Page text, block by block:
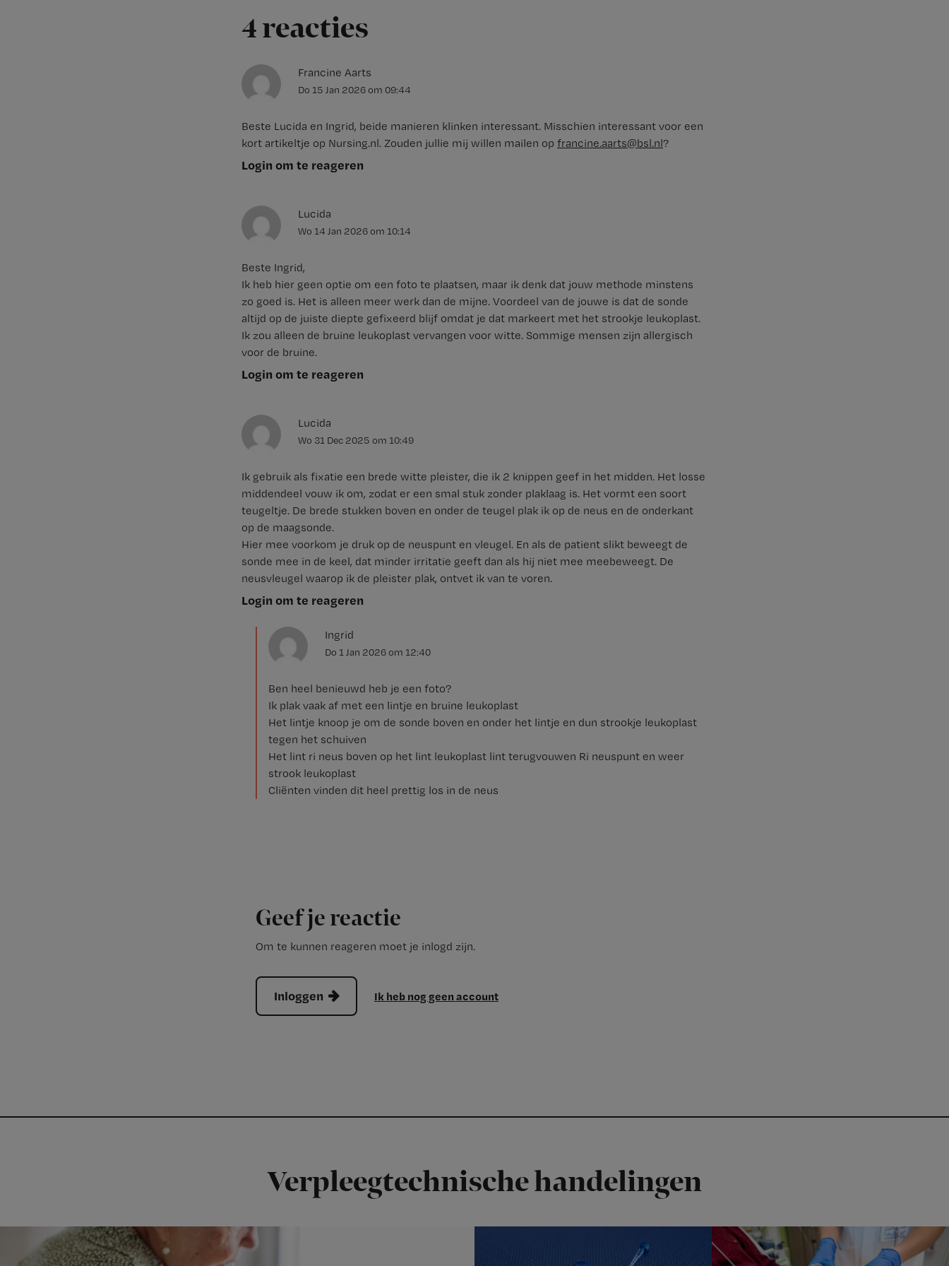
4 reacties
Francine Aarts
Do 15 Jan 2026om 09:44
Beste Lucida en Ingrid, beide manieren klinken interessant. Misschien interessant voor een
kort artikeltje op Nursing.nl. Zouden jullie mij willen mailen op francine.aarts@bsl.nl?
Login om te reageren
Lucida
Wo 14 Jan 2026om 10:14
Beste Ingrid,
Ik heb hier geen optie om een foto te plaatsen, maar ik denk dat jouw methode minstens
zo goed is. Het is alleen meer werk dan de mijne. Voordeel van de jouwe is dat de sonde
altijd op de juiste diepte gefixeerd blijf omdat je dat markeert met het strookje leukoplast.
Ik zou alleen de bruine leukoplast vervangen voor witte. Sommige mensen zijn allergisch
voor de bruine.
Login om te reageren
Lucida
Wo 31 Dec 2025 om 10:49
Ik gebruik als fixatie een brede witte pleister, die ik 2 knippen geef in het midden. Het losse
middendeel vouw ik om, zodat er een smal stuk zonder plaklaag is. Het vormt een soort
teugeltje. De brede stukken boven en onder de teugel plak ik op de neus en de onderkant
op de maagsonde.
Hier mee voorkom je druk op de neuspunt en vleugel. En als de patient slikt beweegt de
sonde mee in de keel, dat minder irritatie geeft dan als hij niet mee meebeweegt. De
neusvleugel waarop ik de pleister plak, ontvet ik van te voren.
Login om te reageren
Ingrid
Do 1 Jan 2026om 12:40
Ben heel benieuwd heb je een foto?
Ik plak vaak af met een lintje en bruine leukoplast
Het lintje knoop je om de sonde boven en onder het lintje en dun strookje leukoplast
tegen het schuiven
Het lint ri neus boven op het lint leukoplast lint terugvouwen Ri neuspunt en weer
strook leukoplast
Cliënten vinden dit heel prettig los in de neus
Geef je reactie
Om te kunnen reageren moet je inlogd zijn.
Inloggen Ik heb nog geen account
Verpleegtechnische handelingen